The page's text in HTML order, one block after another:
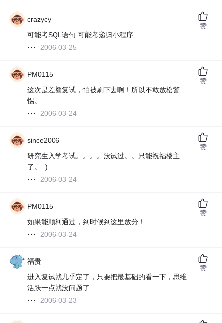
crazycy
可能考SQL语句 可能考递归小程序
2006-03-25
赞
PM0115
这次是差额复试，怕被刷下去啊！所以不敢放松警
惕。
2006-03-24
赞
since2006
研究生入学考试。。。。没试过。。只能祝福楼主
了。 :)
2006-03-24
赞
PM0115
如果能顺利通过，到时候到这里放分！
2006-03-24
赞
福贵
进入复试就几乎定了，只要把最基础的看一下，思维
活跃一点就没问题了
2006-03-23
赞